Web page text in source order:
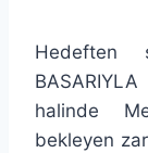
Hedeften
halinde
bekleyen